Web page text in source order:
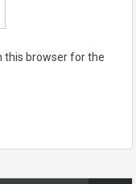
this browser for the